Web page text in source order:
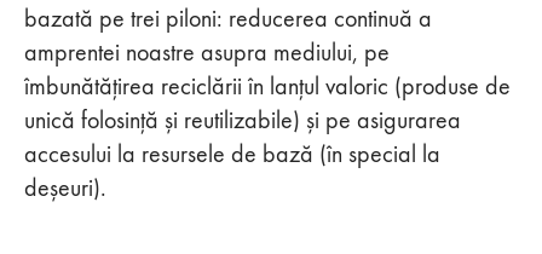
bazată pe trei piloni: reducerea continuă a
amprentei noastre asupra mediului, pe
îmbunătățirea reciclării în lanțul valoric (produse de
unică folosință și reutilizabile) și pe asigurarea
accesului la resursele de bază (în special la
deșeuri).